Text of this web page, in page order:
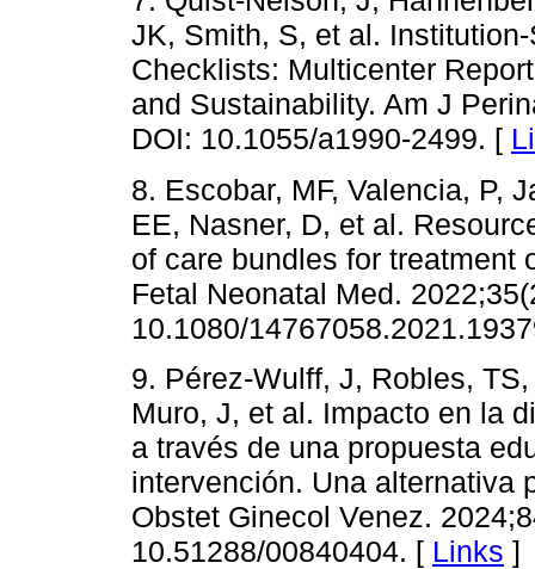
JK, Smith, S, et al.
Checklists: Multicenter
and Sustainability. Am J
DOI: 10.1055/a1990-2499. [
8. Escobar, MF, Valencia, P,
EE, Nasner, D, et al.
of care bundles for treatment
Fetal Neonatal Med.
10.1080/
9. Pérez-Wulff, J, Robles,
Muro, J, et al. Impacto en la
a través de una propuesta
intervención. Una alternativa
Obstet Ginecol Venez.
10.51288/00840404. [ Links ]